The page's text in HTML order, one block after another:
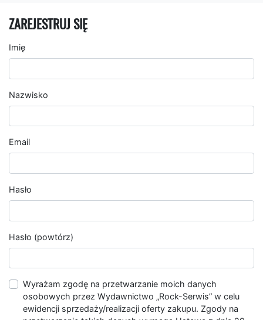
ZAREJESTRUJ SIĘ
Imię
Nazwisko
Email
Hasło
Hasło (powtórz)
Wyrażam zgodę na przetwarzanie moich danych
osobowych przez Wydawnictwo „Rock-Serwis” w celu
ewidencji sprzedaży/realizacji oferty zakupu. Zgody na